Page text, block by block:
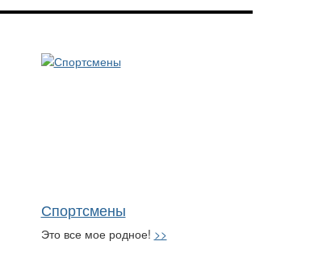
Спортсмены
Это все мое родное! >>